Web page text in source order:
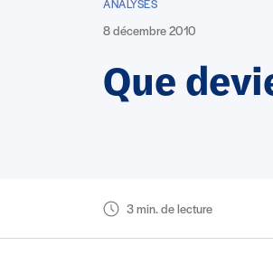
ANALYSES
8 décembre 2010
Que
3 min. de lecture